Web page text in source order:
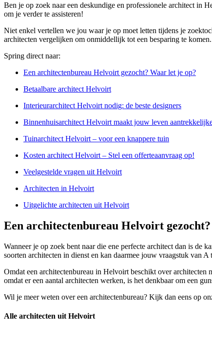
Ben je op zoek naar een deskundige en professionele architect in
om je verder te assisteren!
Niet enkel vertellen we jou waar je op moet letten tijdens je
architecten vergelijken om onmiddellijk tot een besparing te komen.
Spring direct naar:
Een architectenbureau Helvoirt gezocht? Waar let je op?
Betaalbare architect Helvoirt
Interieurarchitect Helvoirt nodig: de beste designers
Binnenhuisarchitect Helvoirt maakt jouw leven
Tuinarchitect Helvoirt – voor een knappere tuin
Kosten architect Helvoirt – Stel een offerteaanvraag op!
Veelgestelde vragen uit Helvoirt
Architecten in Helvoirt
Uitgelichte architecten uit Helvoirt
Een architectenbureau Helvoirt
Wanneer je op zoek bent naar die ene perfecte architect dan is de
soorten architecten in dienst en kan daarmee jouw vraagstuk van A
Omdat een architectenbureau in Helvoirt beschikt over
omdat er een aantal architecten werken, is het denkbaar om een
Wil je meer weten over een architectenbureau? Kijk dan eens op
Alle architecten uit Helvoirt